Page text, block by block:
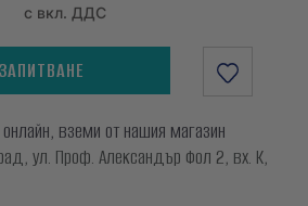
с вкл. ДДС
вземи от нашия магазин
ул. Проф. Александър Фол 2, вх. К,